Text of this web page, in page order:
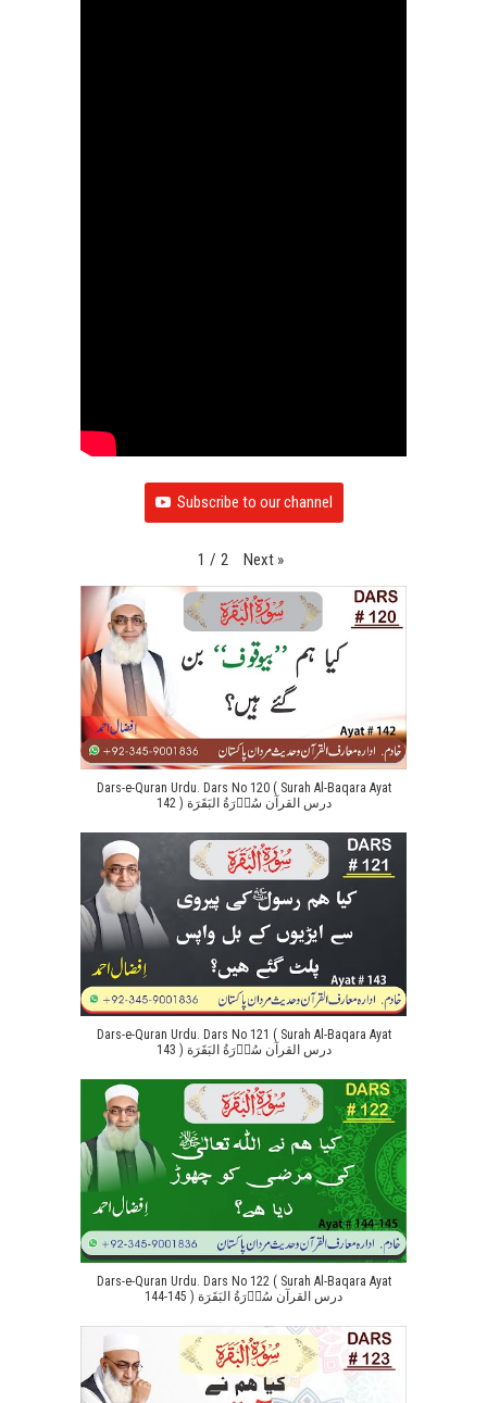
Subscribe to our channel
1 / 2 Next »
Dars-e-Quran Urdu. Dars No 120 ( Surah Al-Baqara Ayat
142 ) درس القرآن سُوۡرَةُ البَقَرَة
Dars-e-Quran Urdu. Dars No 121 ( Surah Al-Baqara Ayat
143 ) درس القرآن سُوۡرَةُ البَقَرَة
Dars-e-Quran Urdu. Dars No 122 ( Surah Al-Baqara Ayat
144-145 ) درس القرآن سُوۡرَةُ البَقَرَة